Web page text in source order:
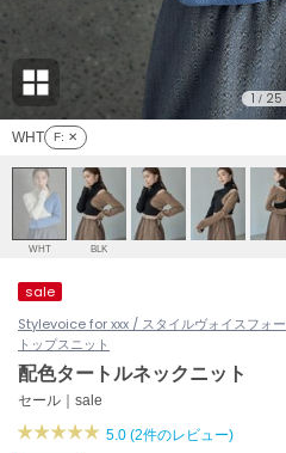
リー (664)
ョン雑貨 (861)
/ランジェリー (127)
ェア (121)
(124)
Ame no chi Hare
アメノチハレ
AMOMMA
アモマ
ánuans
アニュアンス
ànuke
アンヌーク
ASICS
アシックス
WHT F: ✕
1 / 25
WHT BLK
sale
Stylevoice for xxx / スタイルヴォイスフォー
トップスニット
配色タートルネックニット
セール｜sale
5.0 (2件のレビュー)